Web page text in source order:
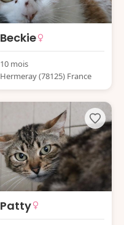
Beckie
10 mois
Hermeray (78125) France
Patty